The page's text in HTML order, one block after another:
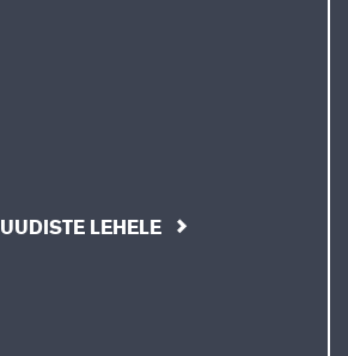
UUDISTE LEHELE